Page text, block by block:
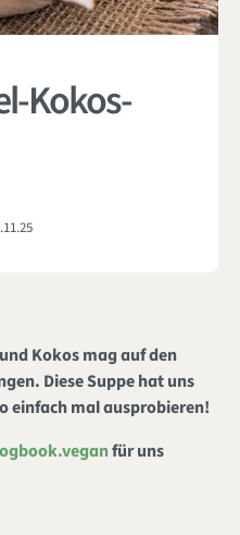
Kokos-
Kokos mag auf den
Diese Suppe hat uns
einfach mal ausprobieren!
für uns